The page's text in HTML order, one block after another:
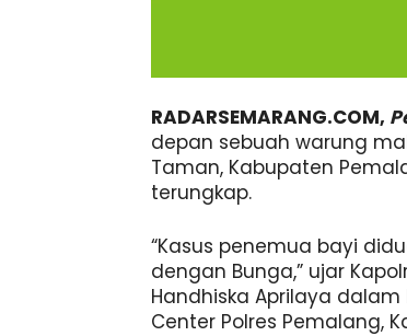
RADARSEMARANG.COM,
depan sebuah warung
Taman, Kabupaten
terungkap.
“Kasus penemua bayi
dengan Bunga,” ujar
Handhiska Aprilaya
Center Polres Pemalang,